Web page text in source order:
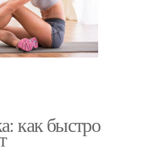
как быстро